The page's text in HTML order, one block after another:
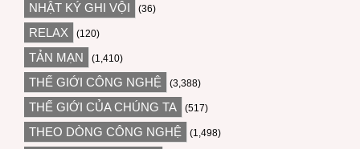
NHẬT KÝ GHI VỘI (36)
RELAX (120)
TẢN MẠN (1,410)
THẾ GIỚI CÔNG NGHỆ (3,388)
THẾ GIỚI CỦA CHÚNG TA (517)
THEO DÒNG CÔNG NGHỆ (1,498)